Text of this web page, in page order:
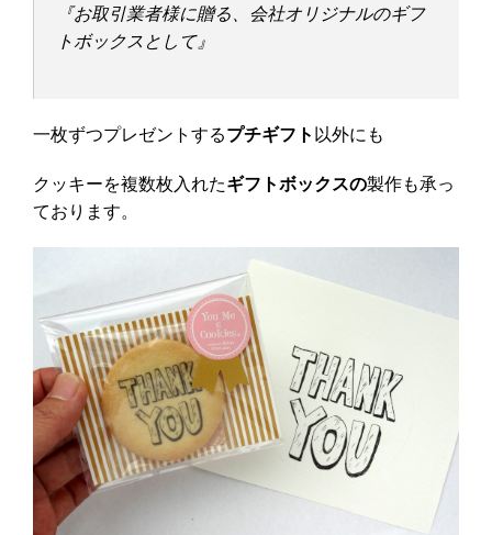
『お取引業者様に贈る、会社オリジナルのギフ
トボックスとして』
一枚ずつプレゼントするプチギフト 以外にも
クッキーを複数枚入れたギフトボックスの製作も承っ
ております。